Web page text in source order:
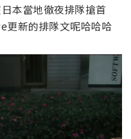
本當地徹夜排隊搶首
更新的排隊文呢哈哈哈